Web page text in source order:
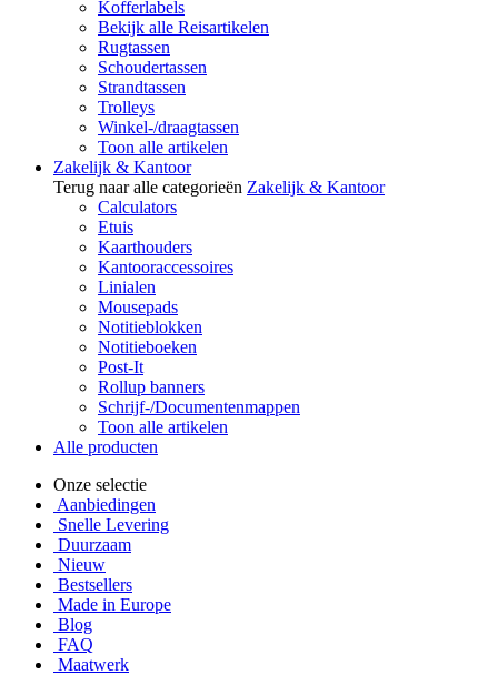
Kofferlabels
Bekijk alle Reisartikelen
Rugtassen
Schoudertassen
Strandtassen
Trolleys
Winkel-/draagtassen
Toon alle artikelen
Zakelijk & Kantoor
Terug naar alle categorieën Zakelijk & Kantoor
Calculators
Etuis
Kaarthouders
Kantooraccessoires
Linialen
Mousepads
Notitieblokken
Notitieboeken
Post-It
Rollup banners
Schrijf-/Documentenmappen
Toon alle artikelen
Alle producten
Onze selectie
Aanbiedingen
Snelle Levering
Duurzaam
Nieuw
Bestsellers
Made in Europe
Blog
FAQ
Maatwerk